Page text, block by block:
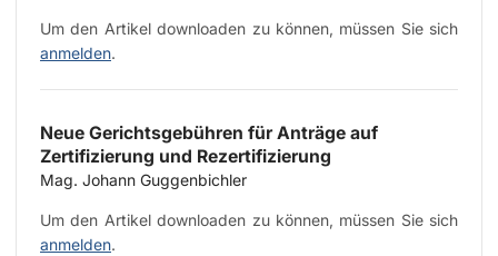
Um den Artikel downloaden zu können, müssen Sie sich
anmelden.
Neue Gerichtsgebühren für Anträge auf
Zertifizierung und Rezertifizierung
Mag. Johann Guggenbichler
Um den Artikel downloaden zu können, müssen Sie sich
anmelden.